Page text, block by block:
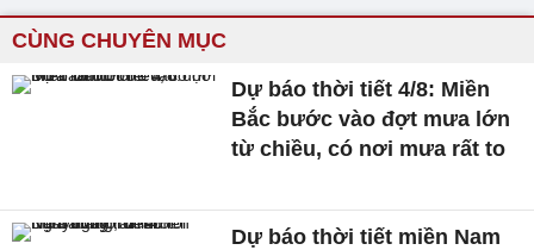
CÙNG CHUYÊN MỤC
Dự báo thời tiết 4/8: Miền
Bắc bước vào đợt mưa lớn
từ chiều, có nơi mưa rất to
Dự báo thời tiết miền Nam